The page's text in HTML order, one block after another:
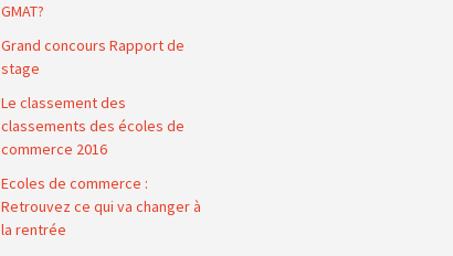
GMAT?
Grand concours Rapport de
stage
Le classement des
classements des écoles de
commerce 2016
Ecoles de commerce :
Retrouvez ce qui va changer à
la rentrée